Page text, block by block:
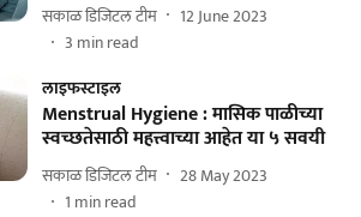
सकाळ डिजिटल टीम
12 June 2023
3 min read
लाइफस्टाइल
Menstrual Hygiene : मासिक पाळीच्या
स्वच्छतेसाठी महत्त्वाच्या आहेत या ५ सवयी
सकाळ डिजिटल टीम
28 May 2023
1 min read